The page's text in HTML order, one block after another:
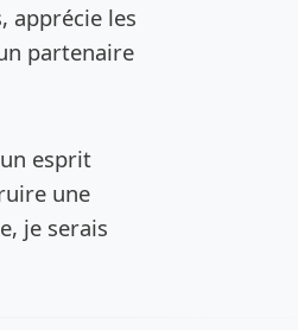
apprécie les
partenaire
esprit
une
je serais